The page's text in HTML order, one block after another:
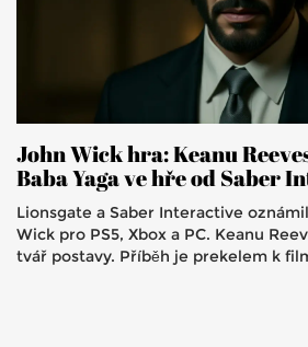
John Wick hra: Keanu
Baba Yaga ve hře od Saber
Lionsgate a Saber Interactive
Wick pro PS5, Xbox a PC. Keanu
tvář postavy. Příběh je prekelem k